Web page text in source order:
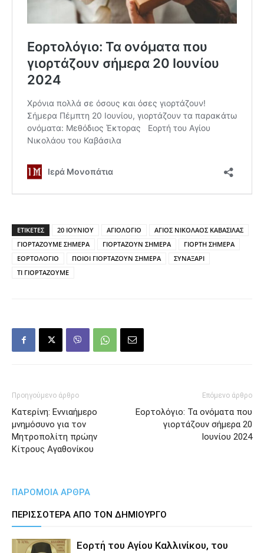
ΕΤΙΚΕΤΕΣ 20 ΙΟΥΝΙΟΥ ΑΓΙΟΛΟΓΙΟ
ΑΓΙΟΣ ΝΙΚΟΛΑΟΣ ΚΑΒΑΣΙΛΑΣ
ΓΙΟΡΤΑΖΟΥΜΕ ΣΗΜΕΡΑ
ΓΙΟΡΤΑΖΟΥΝ ΣΗΜΕΡΑ
ΓΙΟΡΤΗ ΣΗΜΕΡΑ
ΕΟΡΤΟΛΟΓΙΟ
ΠΟΙΟΙ ΓΙΟΡΤΑΖΟΥΝ ΣΗΜΕΡΑ
ΣΥΝΑΞΑΡΙ
ΤΙ ΓΙΟΡΤΑΖΟΥΜΕ
Προηγούμενο άρθρο
Κατερίνη: Εννιαήμερο
μνημόσυνο για τον
Μητροπολίτη πρώην
Κίτρους Αγαθονίκου
Επόμενο άρθρο
Εορτολόγιο: Τα ονόματα που
γιορτάζουν σήμερα 20
Ιουνίου 2024
ΠΑΡΟΜΟΙΑ ΑΡΘΡΑ
ΠΕΡΙΣΣΟΤΕΡΑ ΑΠΟ ΤΟΝ ΔΗΜΙΟΥΡΓΟ
Εορτή του Αγίου Καλλινίκου, του